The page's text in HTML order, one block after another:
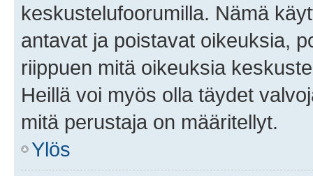
keskustelufoorumilla. Nämä
antavat ja poistavat oikeuksia,
riippuen mitä oikeuksia
Heillä voi myös olla täydet
mitä perustaja on määritellyt.
Ylös